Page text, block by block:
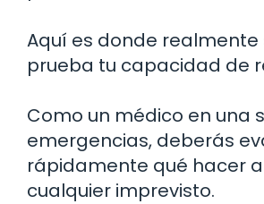
Aquí es donde realmente
prueba tu capacidad de
Como un médico en una
emergencias, deberás
rápidamente qué hacer
cualquier imprevisto.